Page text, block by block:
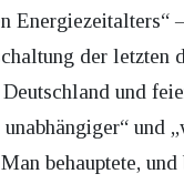
Energiezeitalters“
der letzten
und
unabhängiger“ und
behauptete, und